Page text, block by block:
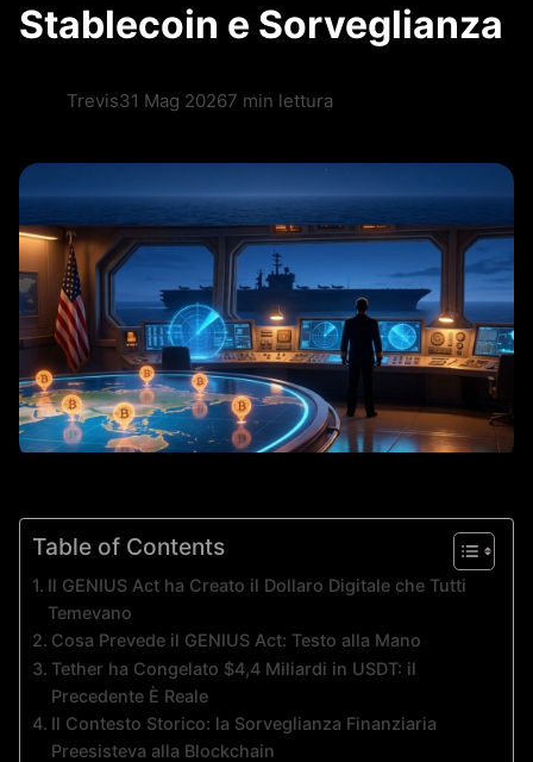
Stablecoin e Sorveglianza
Trevis31 Mag 20267 min lettura
Table of Contents
Il GENIUS Act ha Creato il Dollaro Digitale che Tutti
Temevano
Cosa Prevede il GENIUS Act: Testo alla Mano
Tether ha Congelato $4,4 Miliardi in USDT: il
Precedente È Reale
Il Contesto Storico: la Sorveglianza Finanziaria
Preesisteva alla Blockchain